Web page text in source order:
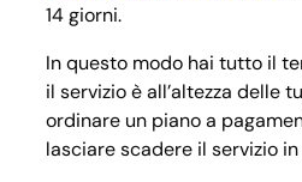
14 giorni.
In questo modo hai tutto il
il servizio è all’altezza delle
ordinare un piano a
lasciare scadere il servizio